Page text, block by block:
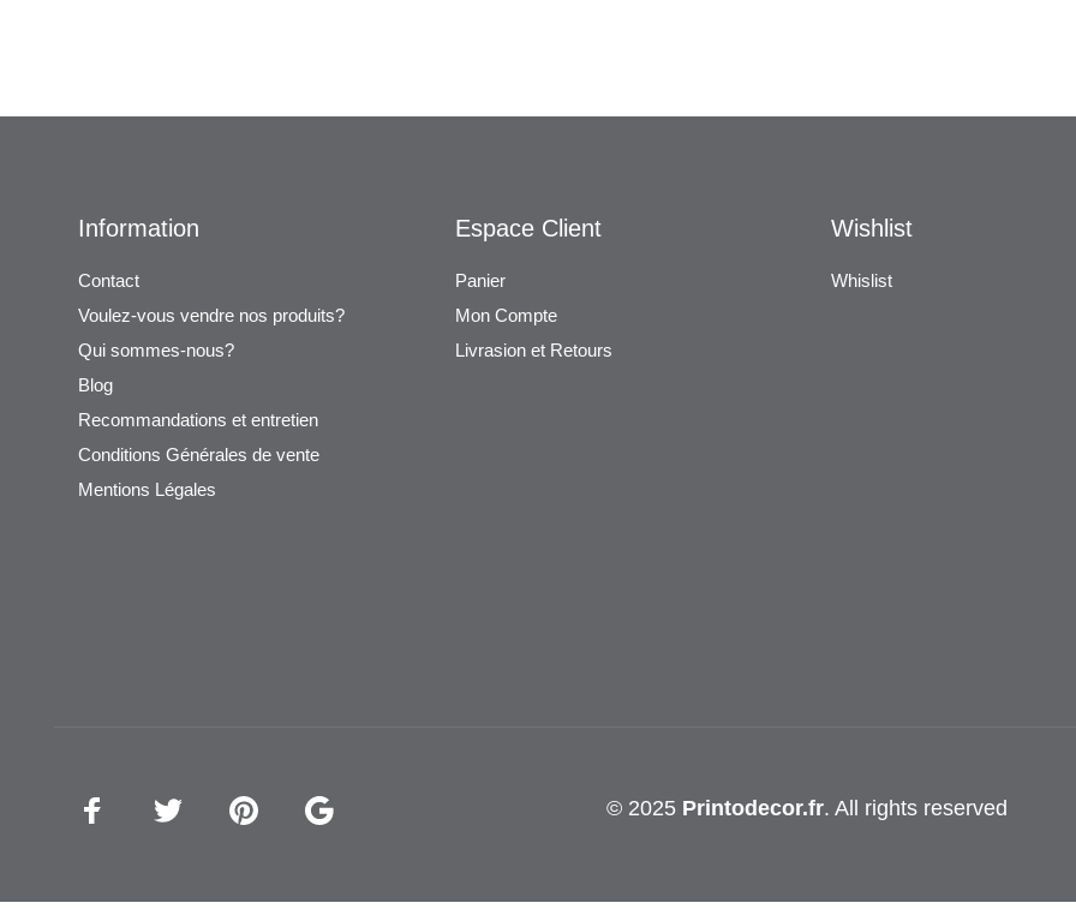
Information
Contact
Voulez-vous vendre nos produits?
Qui sommes-nous?
Blog
Recommandations et entretien
Conditions Générales de vente
Mentions Légales
Espace Client
Panier
Mon Compte
Livrasion et Retours
Wishlist
Whislist
© 2025 Printodecor.fr. All rights reserved